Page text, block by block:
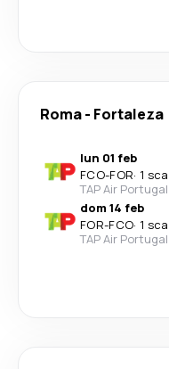
Roma- Fortaleza
lun 01 feb
FCO-FOR· 1
TAP Air Portugal
dom 14 feb
FOR-FCO· 1
TAP Air Portugal